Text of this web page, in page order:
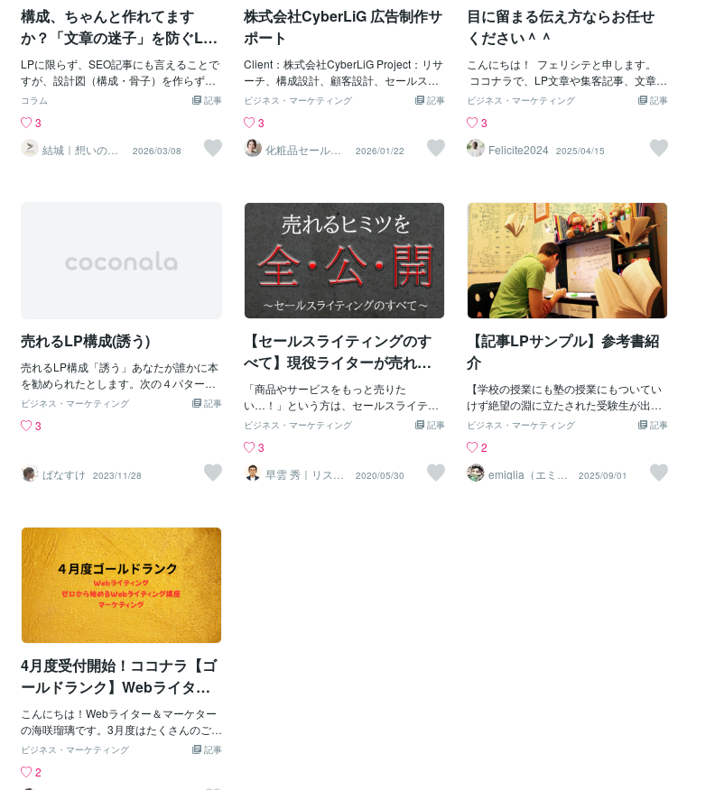
らこそ、成分を補うことが大切」という
流れにつなげる構成にしています
トから好意的なフィードバックをいただ
きました。話す順番を整えるだけで
設計原則です。 【法則1】ファーストビ
ューで「誰のための、何の解決策か」を3
秒で見せる 訪問者がページを離れるかど
うかは、最初の3秒で決まります。 ファ
ーストビュー（FV）に必須の3要素： ・
ターゲットを名指しする一言（例：「30
きる課題（例：「3ヶ月で-5kg」） ・行
動喚起ボタン（CTA） 抽象的なキャッチ
コピーは避け、具体的なベネフィットを
かないかも これらを業種別のFAQセクシ
ョンで先回りして解消することで、 契約
と言わずに「欲しい！」と思わせる】
「買ってほしいと言わなきゃ売れないの
では？」と思うかもしれません。でも、
読者に商品の魅力がきちんと伝わってい
れば、読者の方から「欲しい！」と思う
はずです。「買ってくれ」と言わずに
事LPのストーリー設計があります。購入
ボタンやオファーはある意味おまけで
す。LP・記事LPの本体は、そこに至るま
してくれます。【実際の制作事例】以
前、飲食店（コンセプトカフェ）の記事L
Pの改善提案を担当しました。元の記事L
Pには「来てほしい」「今なら会計20％
オフ！」「新メニュー登場！」などのPR
文が多く掲載されていましたが、その圧
が強すぎて結果に結びついていないケー
スでした。まずオーナーであるクライア
ントにヒアリングを行い、コンセプトカ
フェの魅力をリスト
す。言葉選びや言い回しだけを直すので
はなく、まるっと作り変えるつもりで手
を入れる。手間はかかりますが、表面だ
けを直し続けるより、ずっと早く地獄か
ら抜け出せます。【実際の制作事例】以
前、新入社員の方が作成したLPのリライ
納得のいくものができず、私に依頼が回
ってきたケースです。修正の方向性をヒ
アリングすると、表現の調整に力を入れ
さ、既存商品との差別化が図れていない
といった課題が見えてきました。表現を
磨いても結果が出なかったのは、根本的
な構造に問題があったからです。そこ
で、ペルソナ設定と構造から見直し、訴
求の方向性を少しずらして既存商品との
差別化を図りました。結果として、一度
のリライトで形になり、リライトからデ
ザイン修正まで1週間で完了させることが
できました。【まとめ：表現より先に
構成、ちゃんと作れてます
か？「文章の迷子」を防ぐL
P・SEO記事の設計の話
LPに限らず、SEO記事にも言えることで
すが、設計図（構成・骨子）を作らずに
書き始めると、ボリュームが大きくなる
書きましょう、なんて言われますが、意
識していても脱線する人は脱線します。
その場合、あれもこれも伝えたくなって
です。そうすると、クロージングが見当
違いの場所に着地する。読んでいて「結
迷子になるのを防ぐためのものです。ス
然にたどり着けるかを設計すると、見当
違いの場所に着地しにくくなります。も
ちろん、少しの寄り道はあっても構いま
せん。ただ、横道をどこまでも歩き続け
いるか」を確認する。それだけで、脱線
や迷子はぐっと減ります。【実際の制作
ーストビューから「〇〇成分配合！この
成分は～」と成分の解説が始まる構成に
なっていました。成分の解説がメインに
なっていたため、LPというよりも成分解
説のSEO記事に近い仕上がりで、途中で
離脱されることがクライアントの悩みで
した。問題は成分の情報量ではなく、構
成の順番でした。読者への共感とベネフ
ィットの提示を先に置き、そのうえで成
分の説明につなげる構
記事
コラム
3
結城｜想いの言
語化、おまかせ
2026/03/08
株式会社CyberLiG 広告制作サ
ポート
Client：株式会社CyberLiG Project：リサ
ーチ、構成設計、顧客設計、セールスコ
ンセプト開発、クリエイティブディレク
像制作株式会社CyberLiGよりご依頼をい
ただき、オールインワン美容液「ヴィヴ
ァンボーテ」の記事LP制作を担当しまし
に理解してもらいながら、購買行動へと
つなげることを目的としたプロジェクト
です。 読者の悩みや不安に寄り添いなが
ら、「読み進めたくなる流れ」と「納得
感のある訴求」を両立させた構成を設計
しました。記事としての読みやすさを保
ちつつ、セールス要素が不自然に浮かな
いよう、広告全体の導線を踏まえた言葉
選びやテンポにも配慮しました。
記事
ビジネス・マーケティング
3
化粧品セールス
ライター｜鈴木
2026/01/22
目に留まる伝え方ならお任せ
ください＾＾
こんにちは！ フェリシテと申します。
ココナラで、LP文章や集客記事、文章の
校正などを承っております。 「せっかく
と言われた…」 「ヒアリングしてくれた
と思ったら、そのまま文章にされてて違
和感が…」 そんなご相談をいただくこと
る”を意識して、しっかりと設計すること
を大切にしています。 というのも、これ
までマーケティングの世界に10年以上携
わり、 数えきれないほどの集客の現場を
見てきたからこそ、 「言い方ひとつで、
成果が大きく変わる」という場面に何度
も立ち会ってきました。たとえば、 「う
ちのラーメン、食ってみりゃわかるん
だ！」という職人気質なラーメン屋さん
のように、 本当はものすごく良いのに、
伝え方のせいで機会を逃す。大事なこと
が伝わっていない…必要だと思ってもら
えていない。そんなもったいない状況っ
て、実は多いんですよね。食われなきゃ
いと思われないと意味がないわけです。
これと同じようにでも、 ✔️ちょっと表現
を変えるだけで反応が激変したり、 ✔️順
記事
ビジネス・マーケティング
3
Felicite2024 2025/04/15
売れるLP構成(誘う)
売れるLP構成「誘う」あなたが誰かに本
を勧められたとします。次の４パターン
でそれぞれどう感じますか？①「この本
でください」③「あなたもこの本を読み
か？」①に近づくほど、押し付けがまし
く、有無を言わせない迫力があります。
命令されると、「ん？」と防衛本能が働
きます。②は言葉遣いこそ丁寧ですが、
選択の余地を残しておらず、少し無礼に
聞こえるかもしれません。③は命令形で
はないため、興味があれば、抵抗なく受
け入れられます。しかし、興味がなけれ
ば、断るのが億劫で、「重い」という印
象をもつかもしれません。④ならば、嫌
な時には「ごめんなさい、結構です」と
抵抗なく言いやすい。「提案に乗るか乗
らないかはあなた次第」という選択肢を
与えてくれているように聞こえます。こ
のように同じ「誘い」の表現でも、トー
ンごとに「丁寧/無礼」「断りやすい/断り
にくい」が変化する。抵抗なく受け入れ
やすい表現は、同時に断りやすくなりま
記事
ビジネス・マーケティング
3
ばなすけ 2023/11/28
【セールスライティングのす
べて】現役ライターが売れる
コツを徹底解説！
「商品やサービスをもっと売りた
い…！」という方は、セールスライティ
ングを学んでください。 文字を扱うビジ
活用することで間違いなく、売上増加に
繋がります。実際に僕もセールスライテ
ィングを学んで、7桁万円の売上を作るこ
記事
ビジネス・マーケティング
3
早雲 秀｜リステ
ィング広告特化
2020/05/30
【記事LPサンプル】参考書紹
介
【学校の授業にも塾の授業にもついてい
けず絶望の淵に立たされた受験生が出会
った奇跡の参考書「初めから始める」数
結果を見て、そう呟いて石化した僕。こ
れは、そんな僕が"ある参考書"と出会っ
てみるみる点数を上げ、第一志望の大学
記事
ビジネス・マーケティング
2
emiglia（エミリ
ア）
2025/09/01
4月度受付開始！ココナラ【ゴ
ールドランク】Webライター
が執筆します！
こんにちは！Webライター＆マーケター
の海咲瑠璃です。3月度はたくさんのご依
頼・お問い合わせありがとうございまし
し、ゴールドランクとなれました！今月
記事
ビジネス・マーケティング
2